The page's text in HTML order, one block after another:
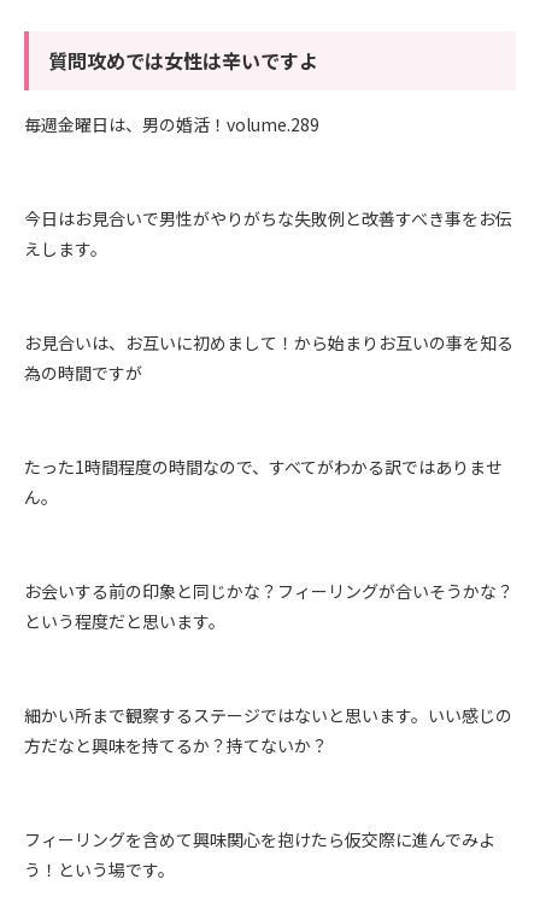
質問攻めでは女性は辛いですよ
毎週金曜日は、男の婚活！volume.289
今日はお見合いで男性がやりがちな失敗例と改善すべき事をお伝
えします。
お見合いは、お互いに初めまして！から始まりお互いの事を知る
為の時間ですが
たった1時間程度の時間なので、すべてがわかる訳ではありませ
ん。
お会いする前の印象と同じかな？フィーリングが合いそうかな？
という程度だと思います。
細かい所まで観察するステージではないと思います。いい感じの
方だなと興味を持てるか？持てないか？
フィーリングを含めて興味関心を抱けたら仮交際に進んでみよ
う！という場です。